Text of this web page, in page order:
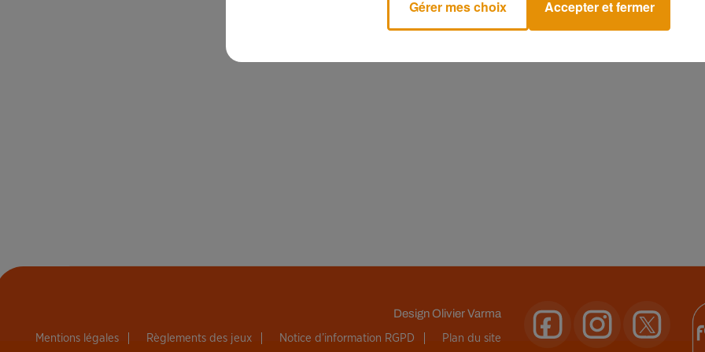
DesignOlivier Varma
Mentions légales Règlements des jeux Notice d’information RGPD Plan du site
Gérer mes choix Accepter et fermer